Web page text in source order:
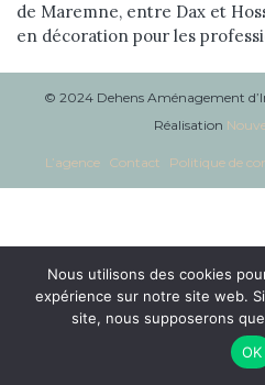
de Maremne, entre Dax et
en décoration pour les
© 2024 Dehens Aménagement
Réalisation
L’agence Contact Politique de
Nous utilisons des cookies
expérience sur notre site web.
site, nous supposerons
OK